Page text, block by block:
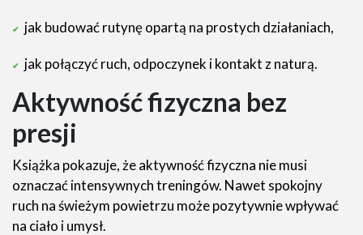
jak budować rutynę opartą na prostych działaniach,
jak połączyć ruch, odpoczynek i kontakt z naturą.
Aktywność fizyczna bez
presji
Książka pokazuje, że aktywność fizyczna nie musi
oznaczać intensywnych treningów. Nawet spokojny
ruch na świeżym powietrzu może pozytywnie wpływać
na ciało i umysł.